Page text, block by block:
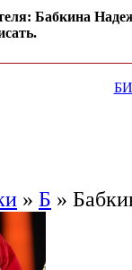
Бабкина
» Б »